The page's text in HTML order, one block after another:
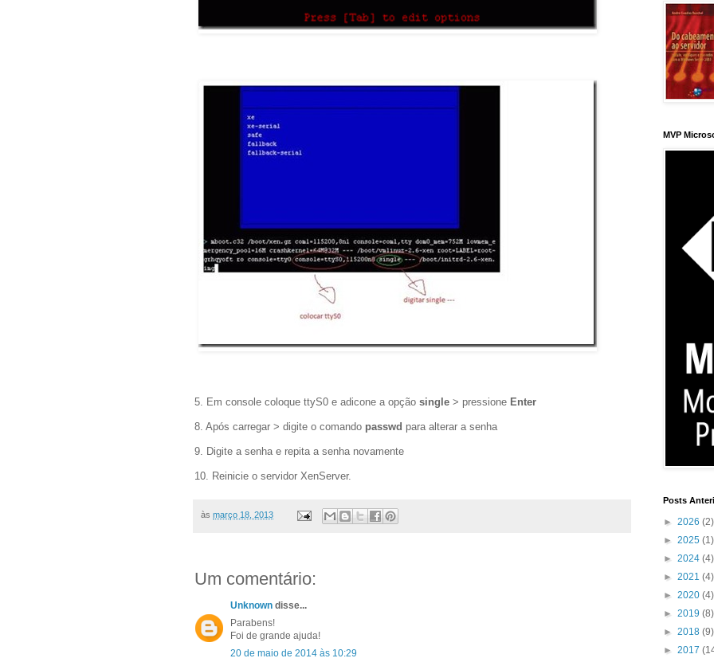
5. Em console coloque ttyS0 e adicone a opção single > pressione Enter
8. Após carregar > digite o comando passwd para alterar a senha
9. Digite a senha e repita a senha novamente
10. Reinicie o servidor XenServer.
às março 18, 2013
Um comentário:
Unknown disse...
Parabens!
Foi de grande ajuda!
20 de maio de 2014 às 10:29
MVP
Posts
► 2026 (2)
► 2025 (1)
► 2024 (4)
► 2021 (4)
► 2020 (4)
► 2019 (8)
► 2018 (9)
► 2017